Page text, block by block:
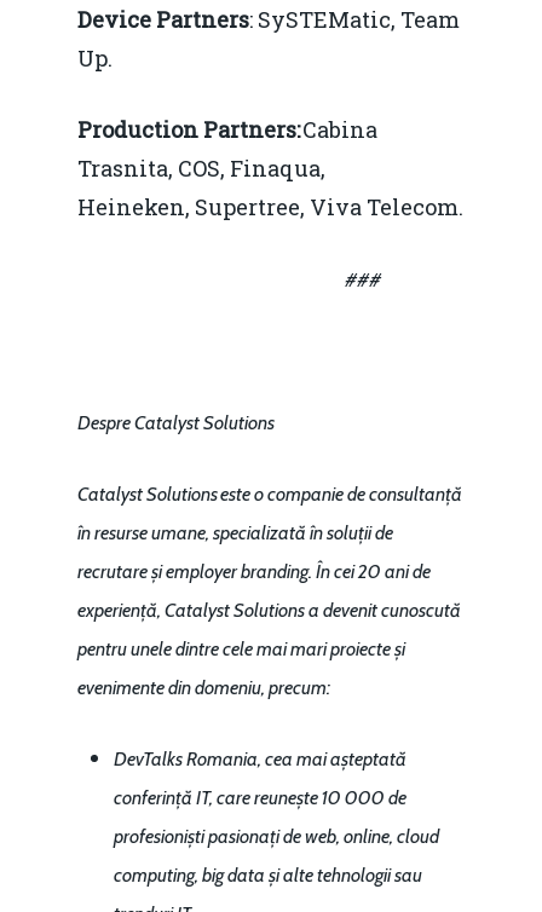
Device Partners: SySTEMatic, Team
Up.
Production Partners:Cabina
Trasnita, COS, Finaqua,
Heineken, Supertree, Viva Telecom.
###
Despre Catalyst Solutions
Catalyst Solutions este o companie de consultanță
în resurse umane, specializată în soluții de
recrutare și employer branding. În cei 20 ani de
experiență, Catalyst Solutions a devenit cunoscută
pentru unele dintre cele mai mari proiecte și
evenimente din domeniu, precum:
DevTalks Romania, cea mai așteptată
conferință IT, care reunește 10 000 de
profesioniști pasionați de web, online, cloud
computing, big data și alte tehnologii sau